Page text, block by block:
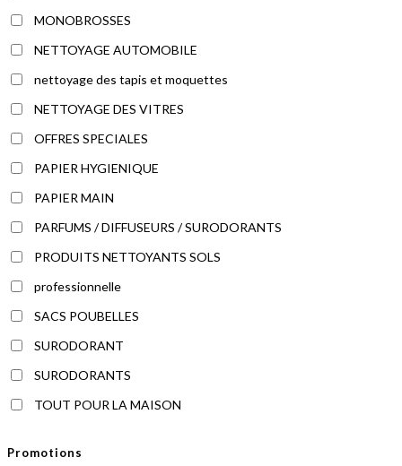
MONOBROSSES
NETTOYAGE AUTOMOBILE
nettoyage des tapis et moquettes
NETTOYAGE DES VITRES
OFFRES SPECIALES
PAPIER HYGIENIQUE
PAPIER MAIN
PARFUMS / DIFFUSEURS / SURODORANTS
PRODUITS NETTOYANTS SOLS
professionnelle
SACS POUBELLES
SURODORANT
SURODORANTS
TOUT POUR LA MAISON
Promotions